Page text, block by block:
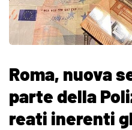
Roma, nuova
parte della
reati inerenti